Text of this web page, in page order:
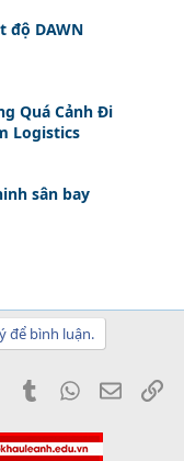
độ DAWN
Quá Cảnh Đi
Logistics
sân bay
để bình luận.
PinterestTumblrWhatsApp
Email